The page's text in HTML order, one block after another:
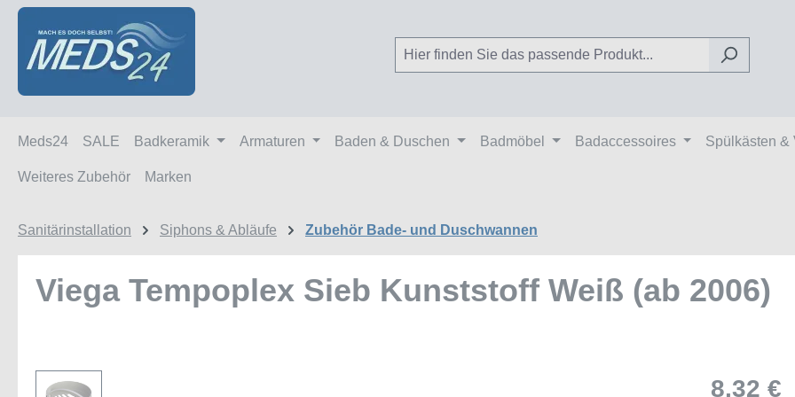
Hauptinhalt springen
Zur Suche springen
Zur Hauptnavigation springen
Meds24 SALE Badkeramik Armaturen Baden & Duschen Badmöbel Badaccessoires Spülkästen &
Weiteres Zubehör Marken
Sanitärinstallation Siphons & Abläufe Zubehör Bade- und Duschwannen
Viega Tempoplex Sieb Kunststoff Weiß (ab 2006)
Bildergalerie überspringen 8,32 €